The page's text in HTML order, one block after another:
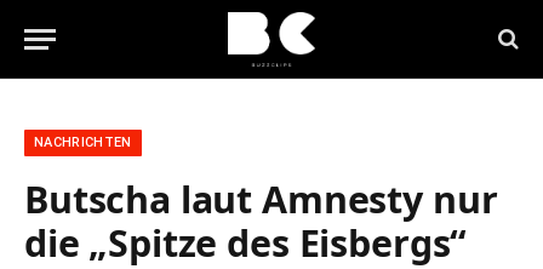
NACHRICHTEN
Butscha laut Amnesty nur
die „Spitze des Eisbergs“